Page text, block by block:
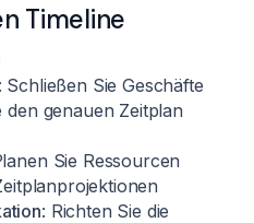
Timeline
: Schließen Sie Geschäfte
genauen Zeitplan
Sie Ressourcen
: Richten Sie die